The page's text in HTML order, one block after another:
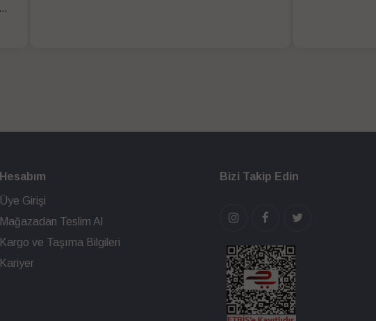
Hesabım
Üye Girişi
Mağazadan Teslim Al
Kargo ve Taşıma Bilgileri
Kariyer
Bizi Takip Edin